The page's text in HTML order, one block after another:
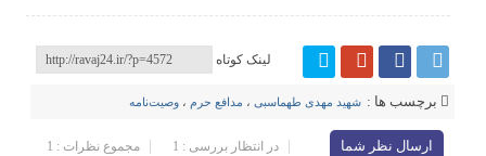
لینک کوتاه
برچسب ها : شهید مهدی طهماسبی ، مدافع حرم ،وصیت‌نامه
ارسال نظر شما مجموع نظرات : 1 در انتظار بررسی : 1